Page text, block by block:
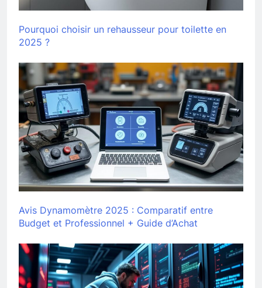
Pourquoi choisir un rehausseur pour toilette en
2025 ?
Avis Dynamomètre 2025 : Comparatif entre
Budget et Professionnel + Guide d’Achat